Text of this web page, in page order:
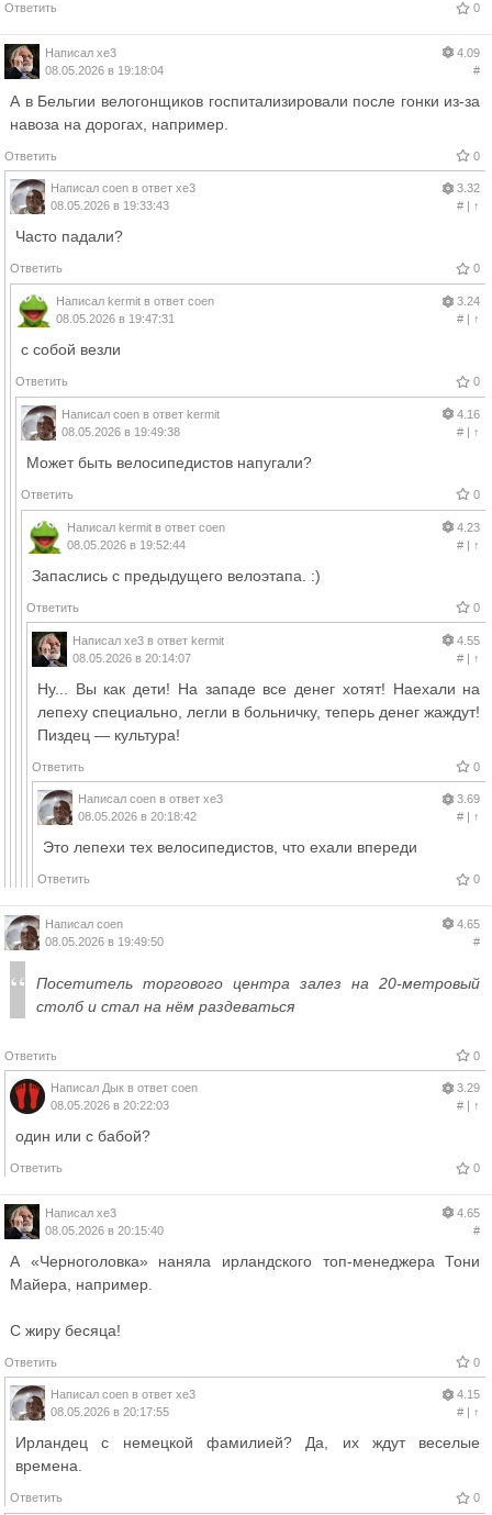
Ответить 0
Написал xe3
08.05.2026 в 19:18:04
4.09
#
А в Бельгии велогонщиков госпитализировали после гонки из-за
навоза на дорогах, например.
Ответить 0
Написал coen в ответ xe3
08.05.2026 в 19:33:43
3.32
#| ↑
Часто падали?
Ответить 0
Написал kermit в ответ coen
08.05.2026 в 19:47:31
3.24
#| ↑
с собой везли
Ответить 0
Написал coen в ответ kermit
08.05.2026 в 19:49:38
4.16
#| ↑
Может быть велосипедистов напугали?
Ответить 0
Написал kermit в ответ coen
08.05.2026 в 19:52:44
4.23
#| ↑
Запаслись с предыдущего велоэтапа. :)
Ответить 0
Написал xe3 в ответ kermit
08.05.2026 в 20:14:07
4.55
#| ↑
Ну... Вы как дети! На западе все денег хотят! Наехали на
лепеху специально, легли в больничку, теперь денег жаждут!
Пиздец — культура!
Ответить 0
Написал coen в ответ xe3
08.05.2026 в 20:18:42
3.69
#| ↑
Это лепехи тех велосипедистов, что ехали впереди
Ответить 0
Написал coen
08.05.2026 в 19:49:50
4.65
#
Посетитель торгового центра залез на 20-метровый
столб и стал на нём раздеваться
Ответить 0
Написал Дык в ответ coen
08.05.2026 в 20:22:03
3.29
#| ↑
один или с бабой?
Ответить 0
Написал xe3
08.05.2026 в 20:15:40
4.65
#
А «Черноголовка» наняла ирландского топ-менеджера Тони
Майера, например.
С жиру бесяца!
Ответить 0
Написал coen в ответ xe3
08.05.2026 в 20:17:55
4.15
#| ↑
Ирландец с немецкой фамилией? Да, их ждут веселые
времена.
Ответить 0